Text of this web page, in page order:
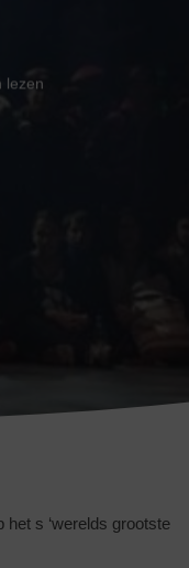
lezen
s ‘werelds grootste